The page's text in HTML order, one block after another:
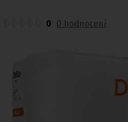
0 0 hodnocení